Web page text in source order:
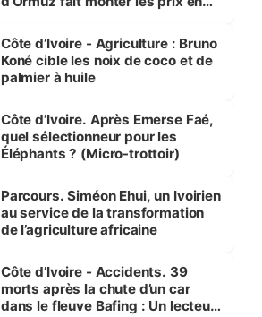
Côte d’Ivoire - Agriculture : Bruno
Koné cible les noix de coco et de
palmier à huile
Côte d’Ivoire. Après Emerse Faé,
quel sélectionneur pour les
Éléphants ? (Micro-trottoir)
Parcours. Siméon Ehui, un Ivoirien
au service de la transformation
de l’agriculture africaine
Côte d’Ivoire - Accidents. 39
morts après la chute d’un car
dans le fleuve Bafing : Un lecteur